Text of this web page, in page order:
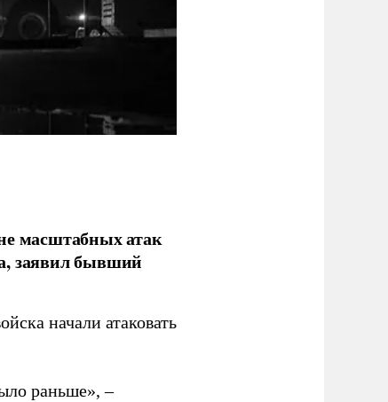
масштабных атак
заявил бывший
начали атаковать
раньше», –